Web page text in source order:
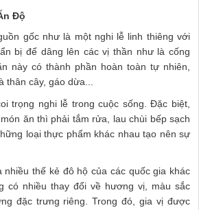
Độ
gốc như là một nghi lễ linh thiêng với
bị để dâng lên các vị thần như là cống
này có thành phần hoàn toàn tự nhiên,
cây, gáo dừa...
trọng nghi lễ trong cuộc sống. Đặc biệt,
ăn thì phải tắm rửa, lau chùi bếp sạch
loại thực phẩm khác nhau tạo nên sự
thế kẻ đô hộ của các quốc gia khác
có nhiều thay đổi về hương vị, màu sắc
đặc trưng riêng. Trong đó, gia vị được